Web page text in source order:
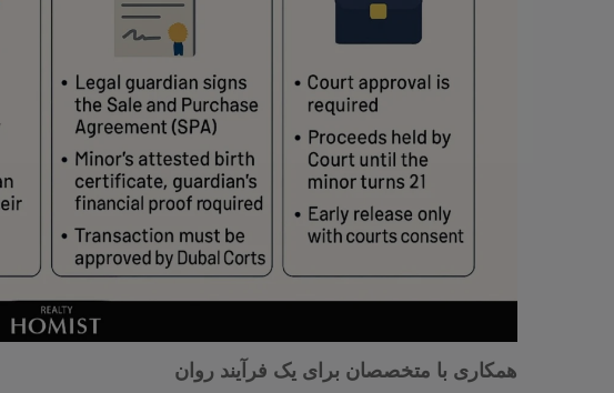
همکاری با متخصصان برای یک فرآیند روان